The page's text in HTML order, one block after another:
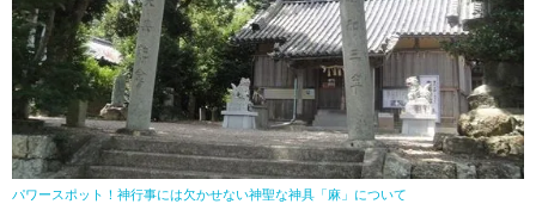
パワースポット！神行事には欠かせない神聖な神具「麻」について